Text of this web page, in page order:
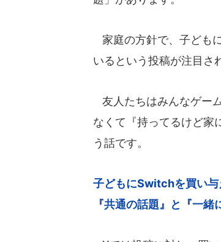
家庭の方針で、子ども
いるという投稿が注目さ
友人たちはみんなゲー
なくて『持ってるけど家
う話です。
子どもにSwitchを買い
『共通の話題』と『一